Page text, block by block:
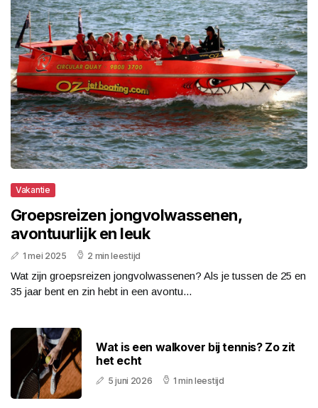
Vakantie
Groepsreizen jongvolwassenen,
avontuurlijk en leuk
1 mei 2025 2 min leestijd
Wat zijn groepsreizen jongvolwassenen? Als je tussen de 25 en
35 jaar bent en zin hebt in een avontu...
Wat is een walkover bij tennis? Zo zit
het echt
5 juni 2026 1 min leestijd